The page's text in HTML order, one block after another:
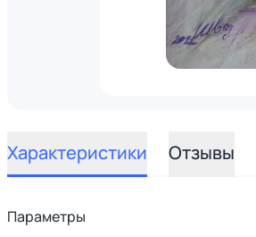
Характеристики Отзывы
Параметры